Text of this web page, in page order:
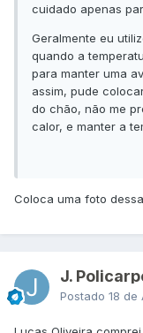
cuidado apenas
Geralmente eu
quando a
para manter uma
assim, pude
do chão, não me
calor, e manter a
​Coloca uma foto
J.
Postado 18 de